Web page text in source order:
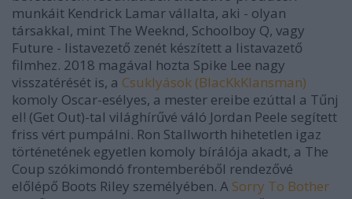
munkáit Kendrick Lamar vállalta, aki - olyan
társakkal, mint The Weeknd, Schoolboy Q, vagy
Future - listavezető zenét készített a listavazető
filmhez. 2018 magával hozta Spike Lee nagy
visszatérését is, a Csuklyások (BlacKkKlansman)
komoly Oscar-esélyes, a mester ereibe ezúttal a Tűnj
el! (Get Out)-tal világhírűvé váló Jordan Peele segített
friss vért pumpálni. Ron Stallworth hihetetlen igaz
történetének egyetlen komoly bírálója akadt, a The
Coup szókimondó frontemberéből rendezővé
előlépő Boots Riley személyében. A Sorry To Bother